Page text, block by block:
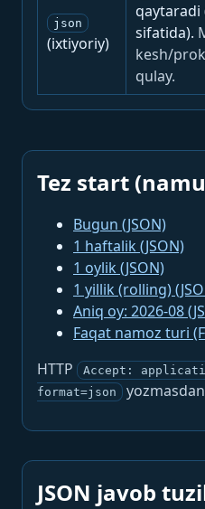
json
(ixtiyoriy)
qaytaradi
sifatida).
kesh/
qulay.
Tez start
Bugun (JSON)
1 haftalik (JSON)
1 oylik (JSON)
1 yillik (rolling)
Aniq oy: 2026-08
Faqat namoz turi
HTTP
Accept:
format=json
JSON javob